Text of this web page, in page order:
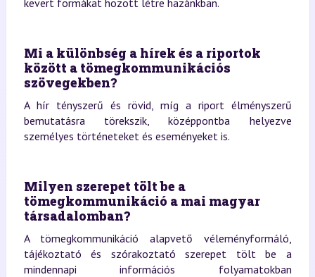
kevert formákat hozott létre hazánkban.
Mi a különbség a hírek és a riportok
között a tömegkommunikációs
szövegekben?
A hír tényszerű és rövid, míg a riport élményszerű
bemutatásra törekszik, középpontba helyezve
személyes történeteket és eseményeket is.
Milyen szerepet tölt be a
tömegkommunikáció a mai magyar
társadalomban?
A tömegkommunikáció alapvető véleményformáló,
tájékoztató és szórakoztató szerepet tölt be a
mindennapi információs folyamatokban